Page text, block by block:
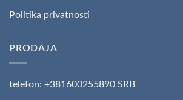
Politika privatnosti
PRODAJA
telefon: +381600255890 SRB